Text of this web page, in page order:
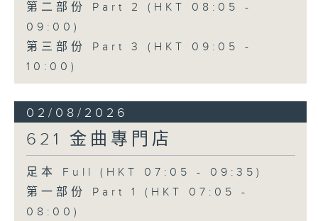
第二部份 Part 2 (HKT 08:05 -
09:00)
第三部份 Part 3 (HKT 09:05 -
10:00)
02/08/2026
621 金曲專門店
足本 Full (HKT 07:05 - 09:35)
第一部份 Part 1 (HKT 07:05 -
08:00)